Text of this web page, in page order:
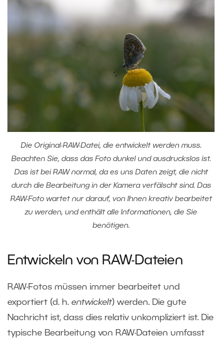
Die Original-RAW-Datei, die entwickelt werden muss.
Beachten Sie, dass das Foto dunkel und ausdruckslos ist.
Das ist bei RAW normal, da es uns Daten zeigt, die nicht
durch die Bearbeitung in der Kamera verfälscht sind. Das
RAW-Foto wartet nur darauf, von Ihnen kreativ bearbeitet
zu werden, und enthält alle Informationen, die Sie
benötigen.
Entwickeln von RAW-Dateien
RAW-Fotos müssen immer bearbeitet und
exportiert (d. h. entwickelt) werden. Die gute
Nachricht ist, dass dies relativ unkompliziert ist. Die
typische Bearbeitung von RAW-Dateien umfasst